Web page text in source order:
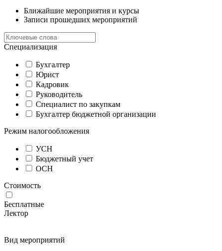
Ближайшие мероприятия и курсы
Записи прошедших мероприятий
Специализация
Бухгалтер
Юрист
Кадровик
Руководитель
Специалист по закупкам
Бухгалтер бюджетной организации
Режим налогообложения
УСН
Бюджетный учет
ОСН
Стоимость
Бесплатные
Лектор
Вид мероприятий